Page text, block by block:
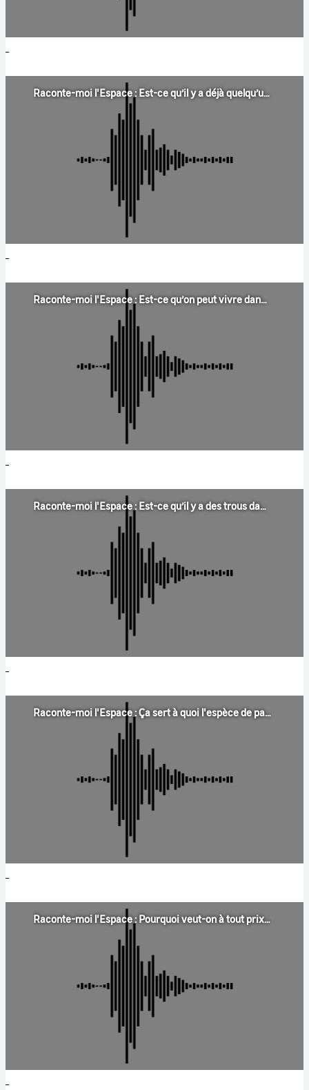
Raconte-moi l'Espace : Est-ce qu’il y a déjà quelqu’un qui est mort dans l’espace ?
Raconte-moi l'Espace : Est-ce qu’on peut vivre dans l’espace sans le casque ?
Raconte-moi l'Espace : Est-ce qu’il y a des trous dans l’atmosphère ?
Raconte-moi l'Espace : Ça sert à quoi l'espèce de papier jaune sur les satellites ?
Raconte-moi l'Espace : Pourquoi veut-on à tout prix protéger l'eau ?